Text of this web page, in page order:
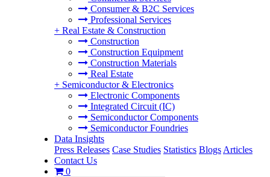
Consumer & B2C Services
Professional Services
+ Real Estate & Construction
Construction
Construction Equipment
Construction Materials
Real Estate
+ Semiconductor & Electronics
Electronic Components
Integrated Circuit (IC)
Semiconductor Components
Semiconductor Foundries
Data Insights
Press Releases Case Studies Statistics Blogs Articles
Contact Us
0